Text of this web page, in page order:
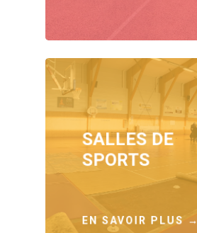
SALLES DE
SPORTS
EN SAVOIR PLUS →